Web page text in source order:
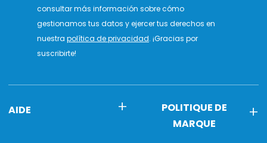
consultar más información sobre cómo
gestionamos tus datos y ejercer tus derechos en
nuestra política de privacidad. ¡Gracias por
suscribirte!
AIDE
POLITIQUE DE
MARQUE